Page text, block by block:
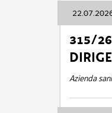
315/
Azienda